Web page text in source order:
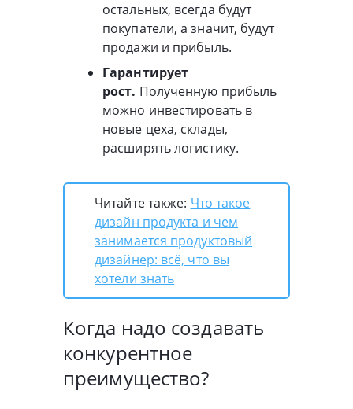
остальных, всегда будут
покупатели, а значит, будут
продажи и прибыль.
Гарантирует
рост. Полученную прибыль
можно инвестировать в
новые цеха, склады,
расширять логистику.
Читайте также: Что такое
дизайн продукта и чем
занимается продуктовый
дизайнер: всё, что вы
хотели знать
Когда надо создавать
конкурентное
преимущество?